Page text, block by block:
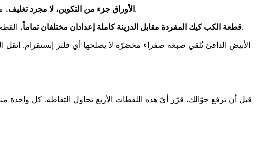
الأوراق جزء من التكوين، لا مجرد تغليف.من أي زاوية ليست علوية بحتة، يظهر الورق في الإطار. ورق رخيص ملطّخ بالدهن يفسد لقطة كانت ستكون رائعةً لمخبوزٍ أنيق.
قطعة الكب كيك المفردة مقابل الدزينة كاملة إعدادان مختلفان تماماً.القطعة الواحدة تحتاج حميمية وملمساً؛ أما الدزينة فتحتاج نمطاً وإيقاعاً. لا يمكنك تصوير كليهما من زاوية واحدة وتتوقع أن ينجحا معاً.
قبل أن ترفع جوّالك، قرّر أيّ هذه اللقطات الأربع تحاول التقاطه. كل